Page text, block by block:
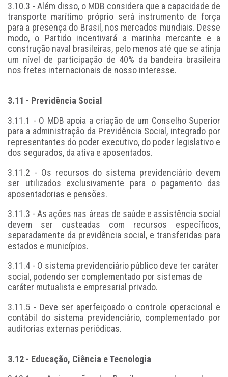
3.10.3 - Além disso, o MDB considera que a capacidade de
transporte marítimo próprio será instrumento de força
para a presença do Brasil, nos mercados mundiais. Desse
modo, o Partido incentivará a marinha mercante e a
construção naval brasileiras, pelo menos até que se atinja
um nível de participação de 40% da bandeira brasileira
nos fretes internacionais de nosso interesse.
3.11 - Previdência Social
3.11.1 - O MDB apoia a criação de um Conselho Superior
para a administração da Previdência Social, integrado por
representantes do poder executivo, do poder legislativo e
dos segurados, da ativa e aposentados.
3.11.2 - Os recursos do sistema previdenciário devem
ser utilizados exclusivamente para o pagamento das
aposentadorias e pensões.
3.11.3 - As ações nas áreas de saúde e assistência social
devem ser custeadas com recursos específicos,
separadamente da previdência social, e transferidas para
estados e municípios.
3.11.4 - O sistema previdenciário público deve ter caráter
social, podendo ser complementado por sistemas de
caráter mutualista e empresarial privado.
3.11.5 - Deve ser aperfeiçoado o controle operacional e
contábil do sistema previdenciário, complementado por
auditorias externas periódicas.
3.12 - Educação, Ciência e Tecnologia